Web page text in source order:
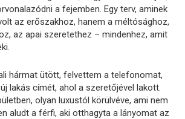
a fejemben. Egy terv, aminek
az erőszakhoz, hanem a méltósághoz,
az apai szeretethez – mindenhez, amit
hármat ütött, felvettem a telefonomat,
lakás címét, ahol a szeretőjével lakott.
olyan luxustól körülvéve, ami nem
aludt a férfi, aki otthagyta a lányomat az